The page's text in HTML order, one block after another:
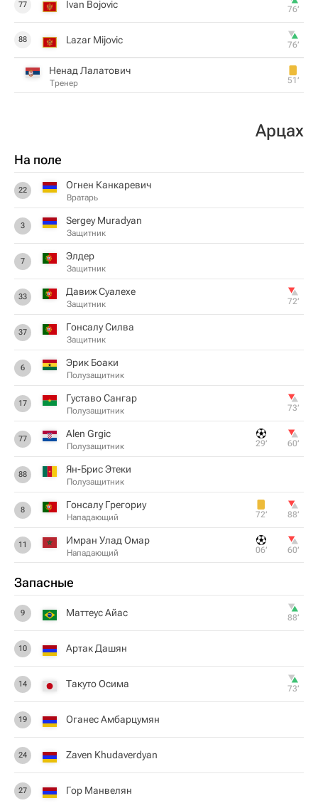
77 Ivan Bojovic 76‎’‎
88 Lazar Mijovic 76‎’‎
Ненад Лалатович
Тренер 51‎’‎
Арцах
На поле
22 Огнен Канкаревич
Вратарь
3 Sergey Muradyan
Защитник
7 Элдер
Защитник
33 Давиж Суалехе
Защитник 72‎’‎
37 Гонсалу Силва
Защитник
6 Эрик Боаки
Полузащитник
17 Густаво Сангар
Полузащитник 73‎’‎
77 Alen Grgic
Полузащитник 29‎’‎ 60‎’‎
88 Ян-Брис Этеки
Полузащитник
8 Гонсалу Грегориу
Нападающий 72‎’‎ 88‎’‎
11 Имран Улад Омар
Нападающий 06‎’‎ 60‎’‎
Запасные
9 Маттеус Айас 88‎’‎
10 Артак Дашян
14 Такуто Осима 73‎’‎
19 Оганес Амбарцумян
24 Zaven Khudaverdyan
27 Гор Манвелян